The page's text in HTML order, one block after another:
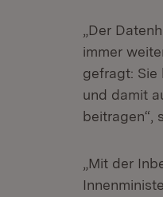
„Der
immer
gefragt: Sie
und damit
beitragen“,
„Mit der